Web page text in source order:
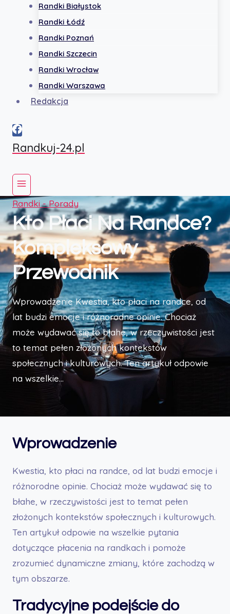
Randki Białystok
Randki Łódź
Randki Poznań
Randki Szczecin
Randki Wrocław
Randki Warszawa
Redakcja
Randkuj-24.pl
Randki - Porady
Kto Płaci Na Randce?
Kompleksowy
Przewodnik
Wprowadzenie Kwestia, kto płaci na randce, od
lat budzi emocje i różnorodne opinie. Chociaż
może wydawać się to błahe, w rzeczywistości jest
to temat pełen złożonych kontekstów
społecznych i kulturowych. Ten artykuł odpowie
na wszelkie…
Wprowadzenie
Kwestia, kto płaci na randce, od lat budzi emocje i
różnorodne opinie. Chociaż może wydawać się to
błahe, w rzeczywistości jest to temat pełen
złożonych kontekstów społecznych i kulturowych.
Ten artykuł odpowie na wszelkie pytania
dotyczące płacenia na randkach i pomoże
zrozumieć dynamiczne zmiany, które zachodzą w
tym obszarze.
Tradycyjne podejście do